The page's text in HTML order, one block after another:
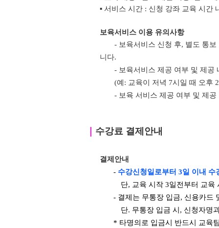
▪ 서비스 시간 : 신청 강좌 교육 시간
보육서비스 이용 유의사항
- 보육서비스 신청 후, 별도 통
니다.
- 보육서비스 제공 여부 및 제공
(예: 교육이 저녁 7시일 때 오후
- 보육 서비스 제공 여부 및 제
수강료 결제안내
결제안내
- 수강신청일로부터 3일 이내
단, 교육 시작 3일전부터 교
- 결제는 무통장 입금, 신용카드
단. 무통장 입금 시, 신청자명
* 타명의로 입금시 반드시 교육